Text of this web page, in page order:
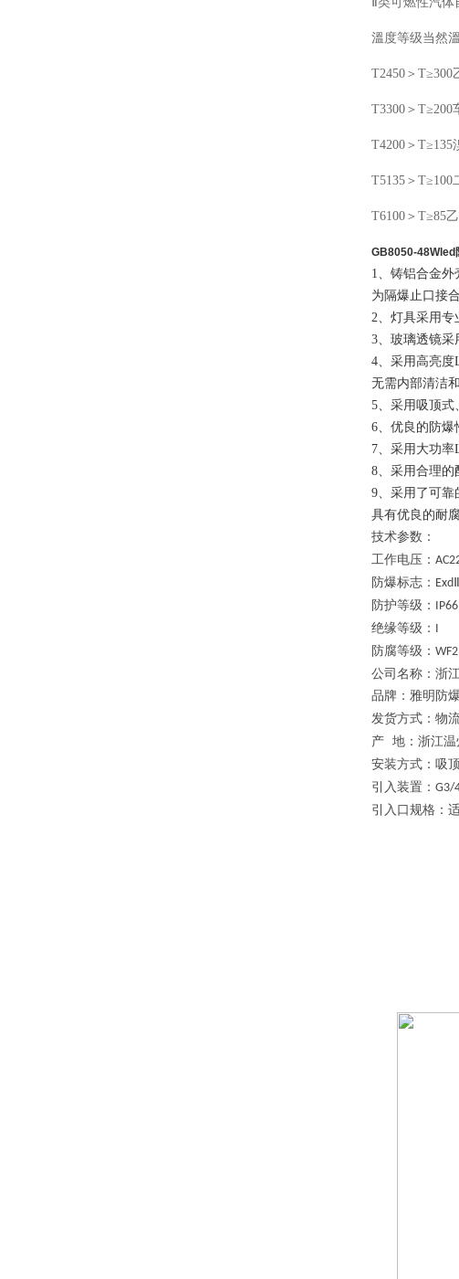
溫度等级当然
T2450＞T≥300
T3300＞T≥200
T4200＞T≥135
T5135＞T≥100
T6100＞T≥85
GB8050-48Wled
1、铸铝合金
为隔爆止口接
2、灯具采用专
3、玻璃透镜采
4、采用高亮度
无需内部清洁
5、采用吸顶式
6、优良的防爆
7、采用大功率
8、采用合理的
9、采用了可靠
具有优良的耐
技术参数：
工作电压：
防爆标志：
防护等级： IP66
绝缘等级： I
防腐等级： WF2
公司名称：浙
品牌：雅明防爆
发货方式：物
产 地：浙江温
安装方式：吸
引入装置： G3/
引入口规格：